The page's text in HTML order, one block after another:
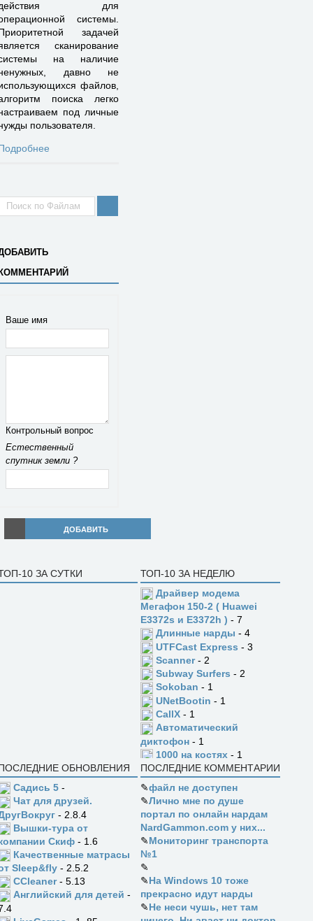
для
системы.
задачей
сканирование
на наличие
давно не
файлов,
поиска легко
под личные
пользователя.
Ваше имя
Контрольный вопрос
Естественный
спутник земли ?
ДОБАВИТЬ
10 ЗА СУТКИ
ТОП-10 ЗА НЕДЕЛЮ
Драйвер модема
Мегафон 150-2 ( Huawei
E3372s и E3372h ) - 7
Длинные нарды - 4
UTFCast Express - 3
Scanner- 2
Subway Surfers - 2
Sokoban - 1
UNetBootin - 1
CallX - 1
Автоматический
диктофон - 1
1000 на костях - 1
ОБНОВЛЕНИЯ
Садись 5 -
Чат для друзей.
- 2.8.4
Вышки-тура от
Скиф - 1.6
Качественные матрасы
Sleep&fly - 2.5.2
CCleaner- 5.13
Английский для детей -
ПОСЛЕДНИЕ КОММЕНТАРИИ
✎файл не доступен
✎Лично мне по душе
портал по онлайн нардам
NardGammon.com у них...
✎Мониторинг транспорта
№1
✎
✎На Windows 10 тоже
прекрасно идут нарды
✎Не неси чушь, нет там